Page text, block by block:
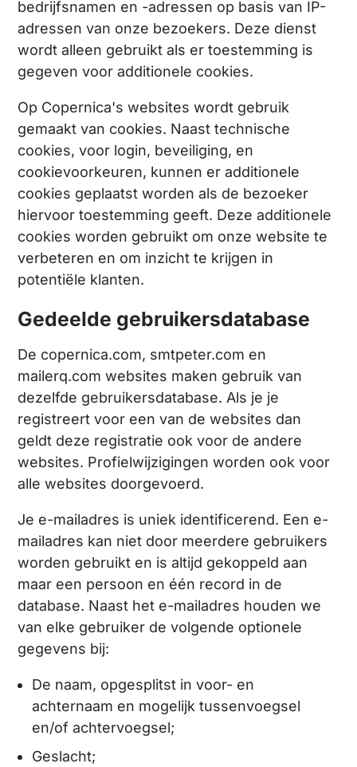
bedrijfsnamen en -adressen op basis van IP-
adressen van onze bezoekers. Deze dienst
wordt alleen gebruikt als er toestemming is
gegeven voor additionele cookies.
Op Copernica's websites wordt gebruik
gemaakt van cookies. Naast technische
cookies, voor login, beveiliging, en
cookievoorkeuren, kunnen er additionele
cookies geplaatst worden als de bezoeker
hiervoor toestemming geeft. Deze additionele
cookies worden gebruikt om onze website te
verbeteren en om inzicht te krijgen in
potentiële klanten.
Gedeelde gebruikersdatabase
De copernica.com, smtpeter.com en
mailerq.com websites maken gebruik van
dezelfde gebruikersdatabase. Als je je
registreert voor een van de websites dan
geldt deze registratie ook voor de andere
websites. Profielwijzigingen worden ook voor
alle websites doorgevoerd.
Je e-mailadres is uniek identificerend. Een e-
mailadres kan niet door meerdere gebruikers
worden gebruikt en is altijd gekoppeld aan
maar een persoon en één record in de
database. Naast het e-mailadres houden we
van elke gebruiker de volgende optionele
gegevens bij:
De naam, opgesplitst in voor- en
achternaam en mogelijk tussenvoegsel
en/of achtervoegsel;
Geslacht;